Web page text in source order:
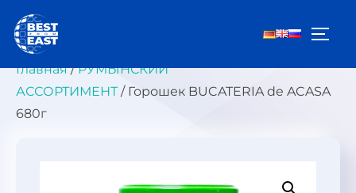
содержимому
Главная/РУМЫНСКИЙ
АССОРТИМЕНТ/ Горошек BUCATERIA de ACASA
680г